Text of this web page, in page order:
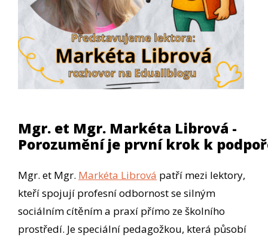
Mgr. et Mgr. Markéta Librová -
Porozumění je první krok k
Mgr. et Mgr. Markéta Librová patří mezi lektory,
kteří spojují profesní odbornost se silným
sociálním cítěním a praxí přímo ze školního
prostředí. Je speciální pedagožkou, která působí